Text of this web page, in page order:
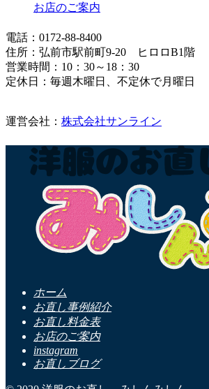
お店のご案内
電話：0172-88-8400
住所：弘前市駅前町9-20 ヒロロB1階
営業時間：10：30～18：30
定休日：毎週木曜日、不定休で月曜日
運営会社： 株式会社サンライン
ホーム
お直し事例紹介
お直し料金表
お店のご案内
instagram
お直しブログ